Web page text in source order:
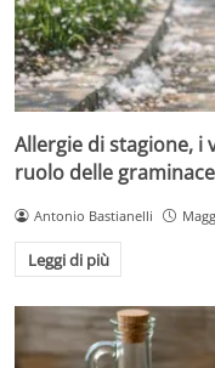
Allergie di stagione, i
ruolo delle
Antonio Bastianelli
Leggi di più